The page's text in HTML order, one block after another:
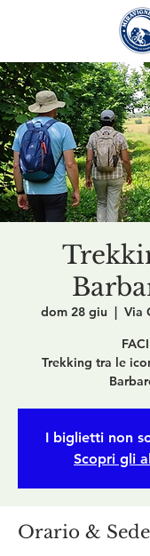
dom 28 giu
  |
Via
Trekking tra le
I biglietti non
Scopri gli
Orario & Sede